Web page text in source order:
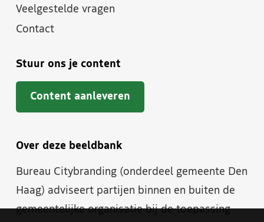
Veelgestelde vragen
Contact
Stuur ons je content
Content aanleveren
Over deze beeldbank
Bureau Citybranding (onderdeel gemeente Den
Haag) adviseert partijen binnen en buiten de
gemeentelijke organisatie bij de toepassing